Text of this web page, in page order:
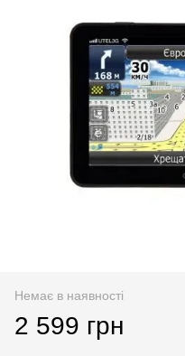
Немає в наявності
2 599 грн